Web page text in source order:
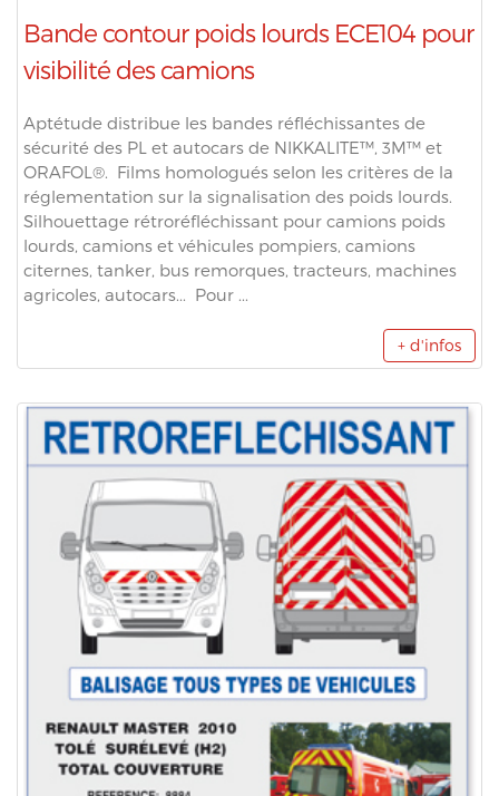
Bande contour poids lourds ECE104 pour
visibilité des camions
Aptétude distribue les bandes réfléchissantes de
sécurité des PL et autocars de NIKKALITE™, 3M™ et
ORAFOL®. Films homologués selon les critères de la
réglementation sur la signalisation des poids lourds.
Silhouettage rétroréfléchissant pour camions poids
lourds, camions et véhicules pompiers, camions
citernes, tanker, bus remorques, tracteurs, machines
agricoles, autocars... Pour ...
+ d'infos